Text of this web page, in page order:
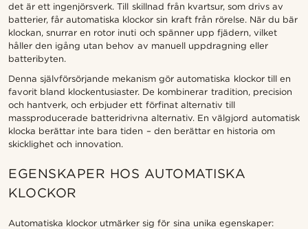
det är ett ingenjörsverk. Till skillnad från kvartsur, som drivs av
batterier, får automatiska klockor sin kraft från rörelse. När du bär
klockan, snurrar en rotor inuti och spänner upp fjädern, vilket
håller den igång utan behov av manuell uppdragning eller
batteribyten.
Denna självförsörjande mekanism gör automatiska klockor till en
favorit bland klockentusiaster. De kombinerar tradition, precision
och hantverk, och erbjuder ett förfinat alternativ till
massproducerade batteridrivna alternativ. En välgjord automatisk
klocka berättar inte bara tiden – den berättar en historia om
skicklighet och innovation.
EGENSKAPER HOS AUTOMATISKA
KLOCKOR
Automatiska klockor utmärker sig för sina unika egenskaper: